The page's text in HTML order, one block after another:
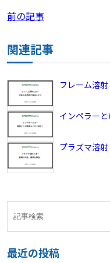
前の記事
関連記事
フレーム溶
インペラー
プラズマ溶
最近の投稿